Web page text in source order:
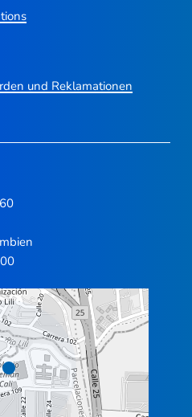
und Reklamationen